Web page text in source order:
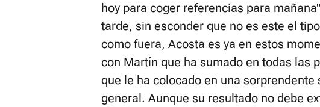
hoy para coger referencias para
tarde, sin esconder que no es este el
como fuera, Acosta es ya en estos
con Martín que ha sumado en todas las
que le ha colocado en una sorprendente
general. Aunque su resultado no debe